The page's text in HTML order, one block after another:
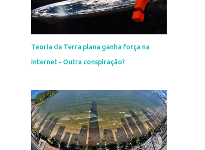
Teoria da Terra plana ganha força na
internet - Outra conspiração?